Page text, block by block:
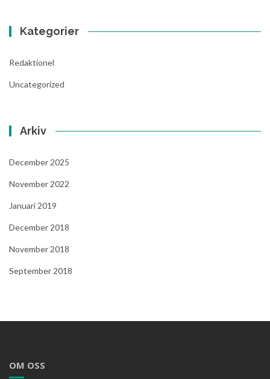
Kategorier
Redaktionel
Uncategorized
Arkiv
December 2025
November 2022
Januari 2019
December 2018
November 2018
September 2018
OM OSS